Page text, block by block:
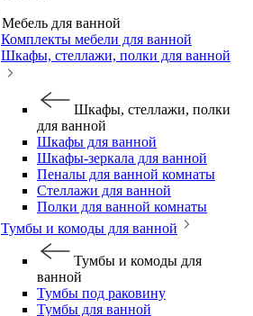
Мебель для ванной
Комплекты мебели для ванной
Шкафы, стеллажи, полки для ванной
Шкафы, стеллажи, полки
для ванной
Шкафы для ванной
Шкафы-зеркала для ванной
Пеналы для ванной комнаты
Стеллажи для ванной
Полки для ванной комнаты
Тумбы и комоды для ванной
Тумбы и комоды для
ванной
Тумбы под раковину
Тумбы для ванной